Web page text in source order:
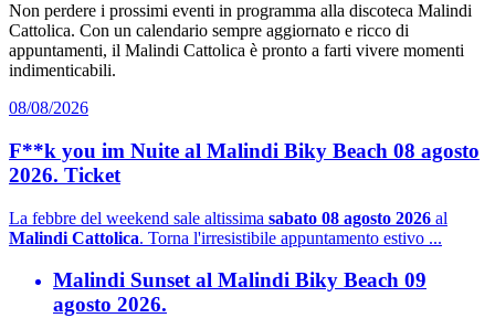
Non perdere i prossimi eventi in programma alla discoteca Malindi
Cattolica. Con un calendario sempre aggiornato e ricco di
appuntamenti, il Malindi Cattolica è pronto a farti vivere momenti
indimenticabili.
08/08/2026
F**k you im Nuite al Malindi Biky Beach 08 agosto
2026. Ticket
La febbre del weekend sale altissima sabato 08 agosto 2026 al
Malindi Cattolica. Torna l'irresistibile appuntamento estivo ...
Malindi Sunset al Malindi Biky Beach 09
agosto 2026.